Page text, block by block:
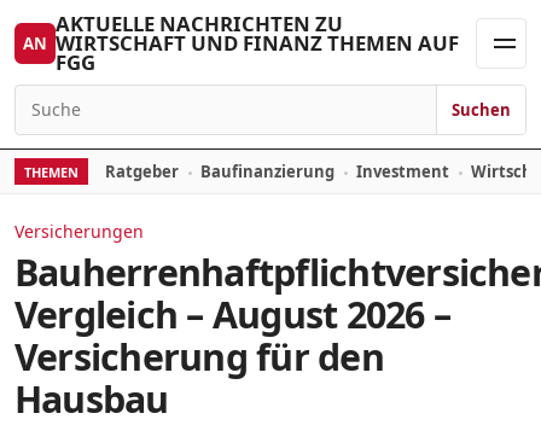
Zum Inhalt springen
AN
AKTUELLE NACHRICHTEN ZU
WIRTSCHAFT UND FINANZ THEMEN AUF
FGG
Suchen nach:
Suchen
THEMEN Ratgeber Baufinanzierung Investment
Versicherungen
Vergleich – August 2026 –
Versicherung für den
Hausbau